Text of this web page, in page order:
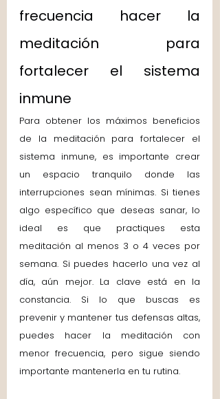
frecuencia hacer la
meditación para
fortalecer el sistema
inmune
Para obtener los máximos beneficios
de la meditación para fortalecer el
sistema inmune, es importante crear
un espacio tranquilo donde las
interrupciones sean mínimas. Si tienes
algo específico que deseas sanar, lo
ideal es que practiques esta
meditación al menos 3 o 4 veces por
semana. Si puedes hacerlo una vez al
día, aún mejor. La clave está en la
constancia. Si lo que buscas es
prevenir y mantener tus defensas altas,
puedes hacer la meditación con
menor frecuencia, pero sigue siendo
importante mantenerla en tu rutina.